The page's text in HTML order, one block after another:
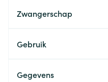
Zwangerschap
Gebruik
Gegevens